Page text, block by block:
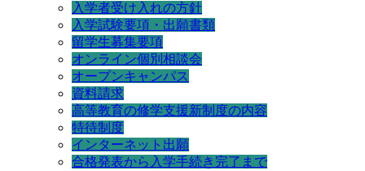
入学者受け入れの方針
入学試験要項・出願書類
留学生募集要項
オンライン個別相談会
オープンキャンパス
資料請求
高等教育の修学支援新制度の内容
特待制度
インターネット出願
合格発表から入学手続き完了まで